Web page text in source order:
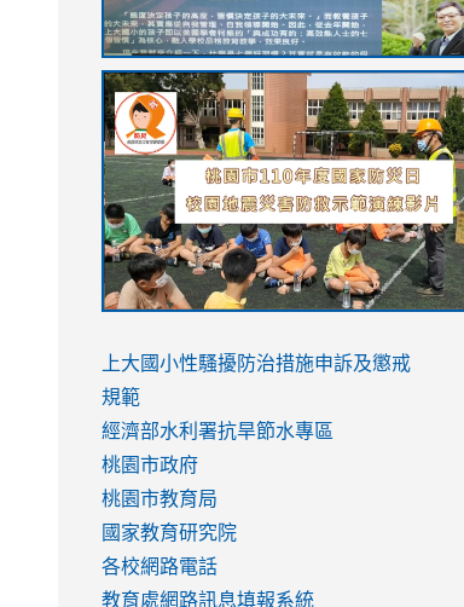
link
to
https://sites.google.com/stes.tyc.edu.tw/
link
to
https://drive.google.com/file/d/
usp=sharing
link
to
https://youtu.be/jJOMVWY3-
8M
link
to
https://drive.google.com/file/d/
usp=sharing
to
https://www.youtube.com/watch?
v=hC_gdZndU9s
to
https://www.youtube.com/watch?
v=hC_gdZndU9s
link
to
https://www.youtube.com/watch?
v=mfpNykQ0g4M
上大國小性騷擾防治措施申訴及懲戒
規範
經濟部水利署抗旱節水專區
桃園市政府
桃園市教育局
國家教育研究院
各校網路電話
教育處網路訊息填報系統